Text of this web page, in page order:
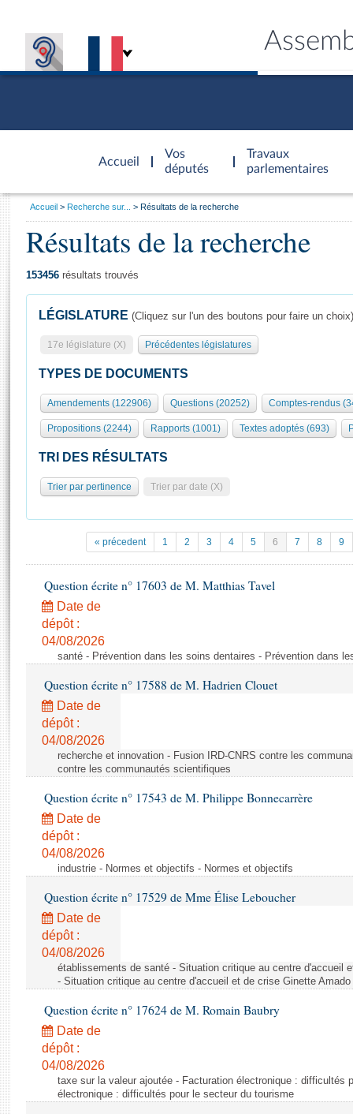
Accueil
d'accueil
Vos
députés
Travaux
parlementaires
Présidence
577 députés
Groupes politiques
Séance publique
Commissions et autres organes
Europe et International
Pétitions
Projets de loi
Propositions de loi
Amendements
Textes adoptés
Rapports d'information
Rapports d'enquête
Rapports législatifs
Baromètre de l’application des lois
Dossiers législatifs
Budget et sécurité sociale
Questions écrites et orales
Comptes rendus des débats
Général
Rôle et pouvoirs de l'Assemblée
Organisation de l'Assemblée
Présidence Conférence des Présidents Bureau Collège des
Statistiques et chiffres clés
Documents de référence
( Constitution | Règlement de l'Assemblée ... )
Histoire
Juniors
Anciennes législatures
Liens vers les sites publics
Visiter l'Assemblée
Visite virtuelle du palais Bourbon
Assister à une séance
La Bibliothèque
Contacts et plan d'accès
Photos libres de droit
Vous
Accueil Recherche sur... Résultats de la recherche
Résultats de la recherche
153456 résultats trouvés
LÉGISLATURE (Cliquez sur l'un des boutons pour faire un choix)
17e législature (X) Précédentes législatures
TYPES DE DOCUMENTS
Amendements (122906) Questions (20252) Comptes-rendus
Propositions (2244) Rapports (1001) Textes adoptés (693)
TRI DES RÉSULTATS
Trier par pertinence Trier par date (X)
« précedent 1 2 3 4 5 6 7 8 9
Question écrite n° 17603 de M. Matthias Tavel
Date de
dépôt :
04/08/2026
santé - Prévention dans les soins dentaires - Prévention dans
Question écrite n° 17588 de M. Hadrien Clouet
Date de
dépôt :
04/08/2026
recherche et innovation - Fusion IRD-CNRS contre les
contre les communautés scientifiques
Question écrite n° 17543 de M. Philippe Bonnecarrère
Date de
dépôt :
04/08/2026
industrie - Normes et objectifs - Normes et objectifs
Question écrite n° 17529 de Mme Élise Leboucher
Date de
dépôt :
04/08/2026
établissements de santé - Situation critique au centre d'accueil
- Situation critique au centre d'accueil et de crise Ginette Amado
Question écrite n° 17624 de M. Romain Baubry
Date de
dépôt :
04/08/2026
taxe sur la valeur ajoutée - Facturation électronique : difficultés
électronique : difficultés pour le secteur du tourisme